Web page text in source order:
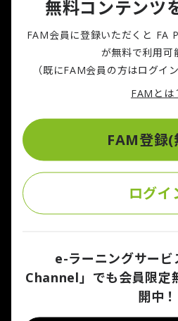
GIVの目的は、伝統や文化の単なる
博物館のショーケースに飾るので
中で「生きる」ものとして継承さ
統や文化を紐解き、再解釈し、時
ことで、未来に響く新しい価値を
例えば、それは各分野の専門家や
の世代に愛されるプロダクトとし
ることかもしれません。GIVの探求
ず、伝統が未来に根付くための持
作り手と使い手をつなぐ新たなコ
無料コンテンツ
FAM会員に登録いただくと FA
が無料で利用可
（既にFAM会員の方はログイ
FAMとは
FAM登録(
ログイ
e-ラーニングサー
Channel」でも会員限定
開中！